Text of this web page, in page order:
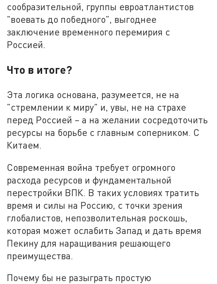
сообразительной, группы евроатлантистов
"воевать до победного", выгоднее
заключение временного перемирия с
Россией.
Что в итоге?
Эта логика основана, разумеется, не на
"стремлении к миру" и, увы, не на страхе
перед Россией – а на желании сосредоточить
ресурсы на борьбе с главным соперником. С
Китаем.
Современная война требует огромного
расхода ресурсов и фундаментальной
перестройки ВПК. В таких условиях тратить
время и силы на Россию, с точки зрения
глобалистов, непозволительная роскошь,
которая может ослабить Запад и дать время
Пекину для наращивания решающего
преимущества.
Почему бы не разыграть простую